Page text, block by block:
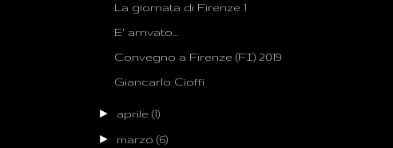
La giornata di Firenze 1
E' arrivato...
Convegno a Firenze (FI) 2019
Giancarlo Cioffi
► aprile(1)
► marzo(6)